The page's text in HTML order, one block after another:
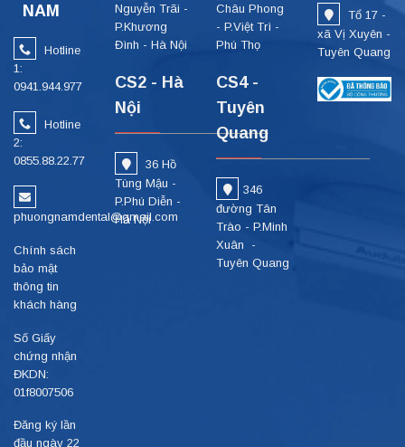
NAM
Hotline
1:
0941.944.977
Hotline
2:
0855.88.22.77
phuongnamdental@gmail.com
Chính sách
bảo mật
thông tin
khách hàng
Số Giấy
chứng nhận
ĐKDN:
01f8007506
Đăng ký lần
đầu ngày 22
Nguyễn Trãi -
P.Khương
Đình - Hà Nội
CS2 - Hà
Nội
36 Hồ
Tùng Mậu -
P.Phú Diễn -
Hà Nội
Châu Phong
- P.Việt Trì -
Phú Thọ
CS4 -
Tuyên
Quang
346
đường Tân
Trào - P.Minh
Xuân -
Tuyên Quang
Tổ 17 -
xã Vị Xuyên -
Tuyên Quang